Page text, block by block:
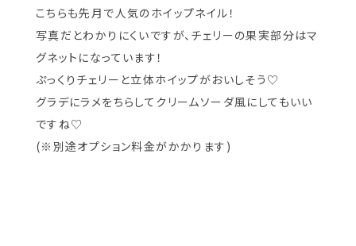
こちらも先月で人気のホイップネイル！
写真だとわかりにくいですが、チェリーの果実部分はマ
グネットになっています！
ぷっくりチェリーと立体ホイップがおいしそう♡
グラデにラメをちらしてクリームソーダ風にしてもいい
ですね♡
(※別途オプション料金がかかります)